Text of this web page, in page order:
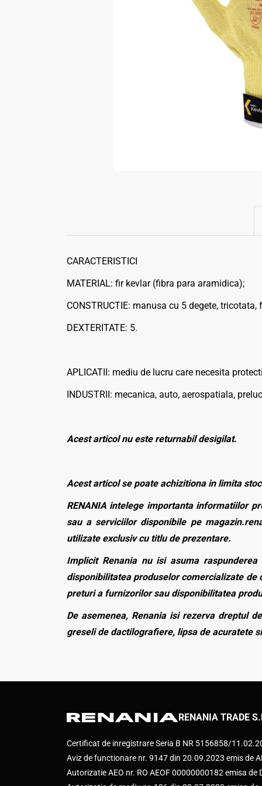
CARACTERISTICI
MATERIAL: fir kevlar (fibra para aramidica);
CONSTRUCTIE: manusa cu 5 degete,
DEXTERITATE: 5.
APLICATII: mediu de lucru care necesita
INDUSTRII: mecanica, auto, aerospatiala,
Acest articol nu este returnabil desigilat.
Acest articol se poate achizitiona in limita
RENANIA intelege importanta informatiilor
sau a serviciilor disponibile pe
utilizate exclusiv cu titlu de prezentare.
Implicit Renania nu isi asuma
disponibilitatea produselor comercializate
preturi a furnizorilor sau disponibilitatea
De asemenea, Renania isi rezerva dreptul
greseli de dactilografiere, lipsa de acuratete
RENANIA TRADE
Certificat de inregistrare Seria B NR 5156858/
Aviz de functionare nr. 9147 din 20.09.2023 emis de
Autorizatie AEO nr. RO AEOF 00000000182 emisa de